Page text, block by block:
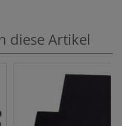
diese Artikel